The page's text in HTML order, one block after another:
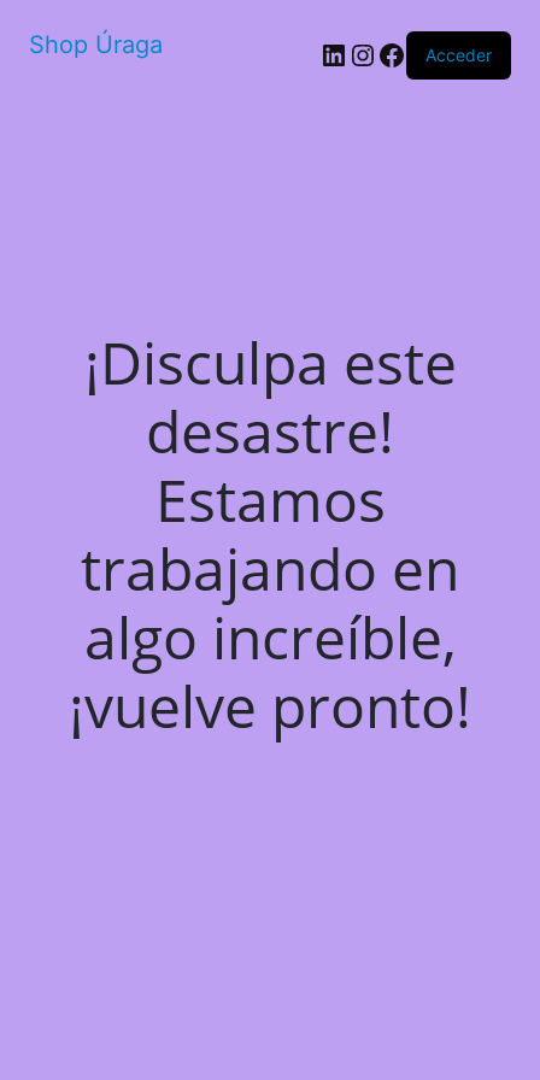
Shop Úraga LinkedIn
Instagram
Facebook
Acceder
¡Disculpa este
desastre!
Estamos
trabajando en
algo increíble,
¡vuelve pronto!